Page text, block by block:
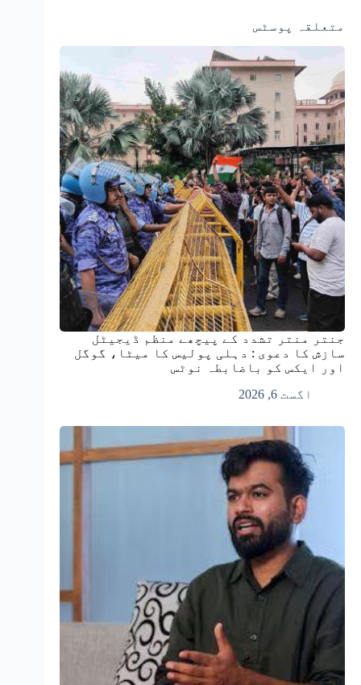
متعلقہ پوسٹس
جنتر منتر تشدد کے پیچھے منظم ڈیجیٹل
سازش کا دعوی : دہلی پولیس کا میٹا، گوگل
اور ایکس کو باضابطہ نوٹس
اگست 6, 2026